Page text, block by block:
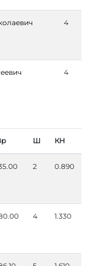
4
4
Ш КН
2 0.890
4 1.330